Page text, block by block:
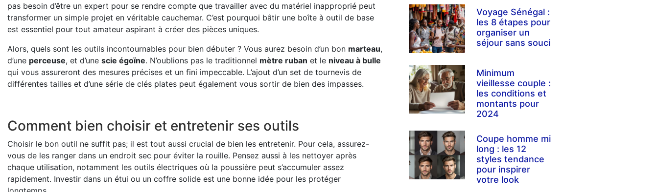
pas besoin d’être un expert pour se rendre compte que travailler avec du matériel inapproprié peut
transformer un simple projet en véritable cauchemar. C’est pourquoi bâtir une boîte à outil de base
est essentiel pour tout amateur aspirant à créer des pièces uniques.
Alors, quels sont les outils incontournables pour bien débuter ? Vous aurez besoin d’un bon marteau,
d’une perceuse, et d’une scie égoïne. N’oublions pas le traditionnel mètre ruban et le niveau à bulle
qui vous assureront des mesures précises et un fini impeccable. L’ajout d’un set de tournevis de
différentes tailles et d’une série de clés plates peut également vous sortir de bien des impasses.
Comment bien choisir et entretenir ses outils
Choisir le bon outil ne suffit pas; il est tout aussi crucial de bien les entretenir. Pour cela, assurez-
vous de les ranger dans un endroit sec pour éviter la rouille. Pensez aussi à les nettoyer après
chaque utilisation, notamment les outils électriques où la poussière peut s’accumuler assez
rapidement. Investir dans un étui ou un coffre solide est une bonne idée pour les protéger
Voyage Sénégal :
les 8 étapes pour
organiser un
séjour sans souci
Minimum
vieillesse couple :
les conditions et
montants pour
2024
Coupe homme mi
long : les 12
styles tendance
pour inspirer
votre look